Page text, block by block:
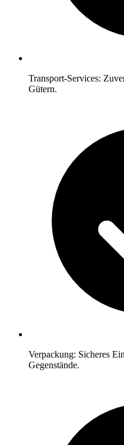
Transport-Services:
Gütern.
Verpackung: Sicheres
Gegenstände.